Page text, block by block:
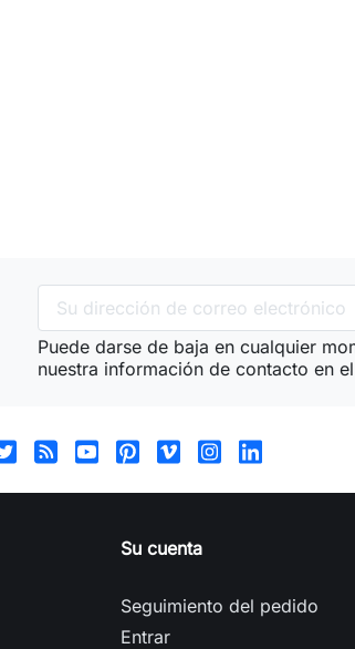
Puede darse de baja en cualquier
nuestra información de contacto en
Su cuenta
Seguimiento del pedido
Entrar